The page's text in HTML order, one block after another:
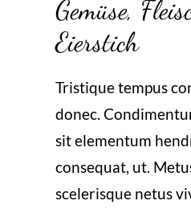
Gemüse,
Eierstich
Tristique tempus
donec.
sit elementum
consequat, ut.
scelerisque netus